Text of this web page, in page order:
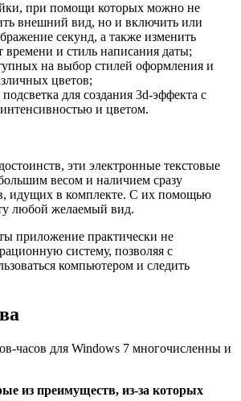
при помощи которых можно не
внешний вид, но и включить или
секунд, а также изменить
времени и стиль написания даты;
на выбор стилей оформления и
цветов;
для создания 3d-эффекта с
и цветом.
эти электронные текстовые
весом и наличием сразу
идущих в комплекте. С их помощью
любой желаемый вид.
приложение практически не
систему, позволяя с
компьютером и следить
часов для Windows 7 многочисленны и
из преимуществ, из-за которых